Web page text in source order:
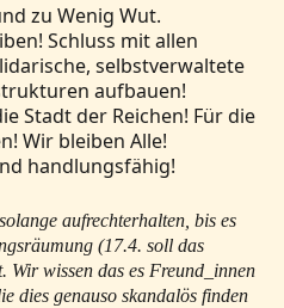
zu Wenig Wut.
Schluss mit allen
selbstverwaltete
aufbauen!
Stadt der Reichen! Für die
Wir bleiben Alle!
handlungsfähig!
aufrechterhalten, bis es
(17.4. soll das
Wir wissen das es Freund_innen
dies genauso skandalös finden